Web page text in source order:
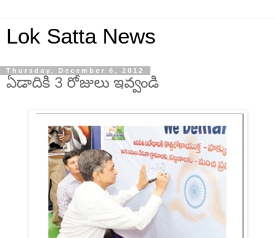
Lok Satta News
Thursday, December 6, 2012
ఏడాదికి 3 రోజులు ఇవ్వండి